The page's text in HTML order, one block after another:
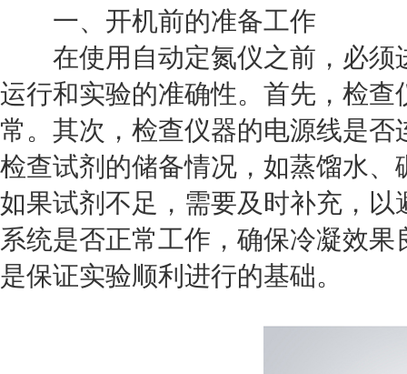
一、开机前的准备工作
在使用自动定氮仪之前，必须
运行和实验的准确性。首先，检
常。其次，检查仪器的电源线是
检查试剂的储备情况，如蒸馏水
如果试剂不足，需要及时补充，
系统是否正常工作，确保冷凝效
是保证实验顺利进行的基础。